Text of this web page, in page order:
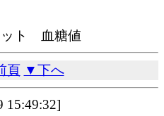
ト 血糖値
頁 ▼下へ
15:49:32]